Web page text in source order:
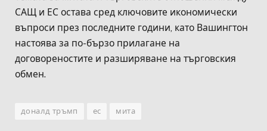
САЩ и ЕС остава сред ключовите икономически
въпроси през последните години, като Вашингтон
настоява за по-бързо прилагане на
договореностите и разширяване на търговския
обмен.
доналд тръмп ес мита